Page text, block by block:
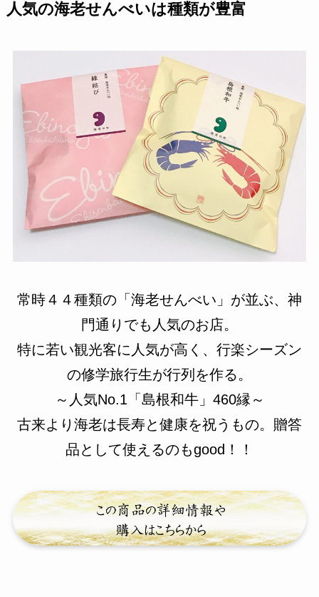
人気の海老せんべいは種類が豊富
常時４４種類の「海老せんべい」が並ぶ、神
門通りでも人気のお店。
特に若い観光客に人気が高く、行楽シーズン
の修学旅行生が行列を作る。
～人気No.1「島根和牛」460縁～
古来より海老は長寿と健康を祝うもの。贈答
品として使えるのもgood！！